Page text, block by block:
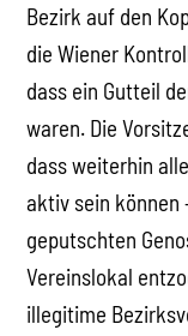
Bezirk auf den
die Wiener
dass ein Gutteil
waren. Die
dass weiterhin
aktiv sein können
geputschten
Vereinslokal
illegitime